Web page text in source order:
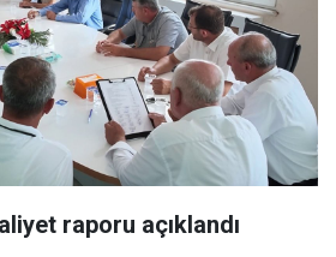
raporu açıklandı